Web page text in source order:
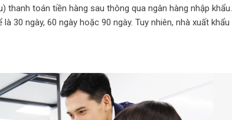
thanh toán tiền hàng sau thông qua ngân hàng nhập khẩu.
30 ngày, 60 ngày hoặc 90 ngày. Tuy nhiên, nhà xuất khẩu